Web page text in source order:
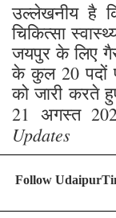
उल्लेखनीय है
चिकित्सा
जयपुर के लिए
के कुल 20 पदों
को जारी करते
21 अगस्त
Updates
Follow